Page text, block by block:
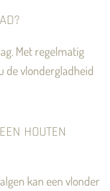
Met regelmatig
de vlondergladheid
HOUTEN
kan een vlonder